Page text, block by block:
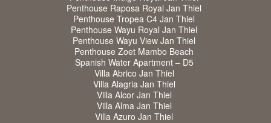
Penthouse Raposa Royal Jan Thiel
Penthouse Tropea C4 Jan Thiel
Penthouse Wayu Royal Jan Thiel
Penthouse Wayu View Jan Thiel
Penthouse Zoet Mambo Beach
Spanish Water Apartment – D5
Villa Abrico Jan Thiel
Villa Alagria Jan Thiel
Villa Alcor Jan Thiel
Villa Alma Jan Thiel
Villa Azuro Jan Thiel